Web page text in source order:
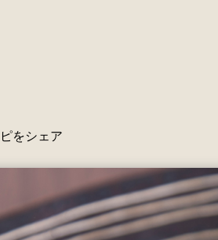
をシェア